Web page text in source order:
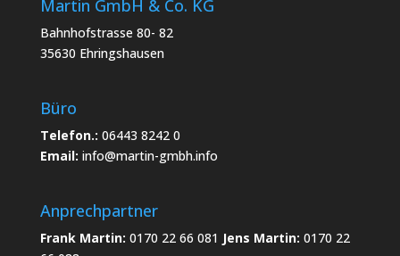
Martin GmbH & Co. KG
Bahnhofstrasse 80- 82
35630 Ehringshausen
Büro
Telefon.: 06443 8242 0
Email: info@martin-gmbh.info
Anprechpartner
Frank Martin: 0170 22 66 081 Jens Martin: 0170 22